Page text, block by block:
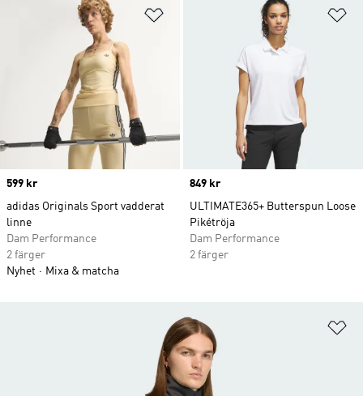
Lägg till på önskelistan
Price
599 kr
adidas Originals Sport vadderat
linne
Dam Performance
2 färger
Nyhet
Mixa & matcha
Price
849 kr
ULTIMATE365+ Butterspun Loose
Pikétröja
Dam Performance
2 färger